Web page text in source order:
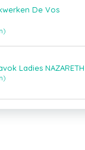
De Vos
Ladies